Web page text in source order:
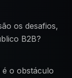
os desafios,
B2B?
o obstáculo